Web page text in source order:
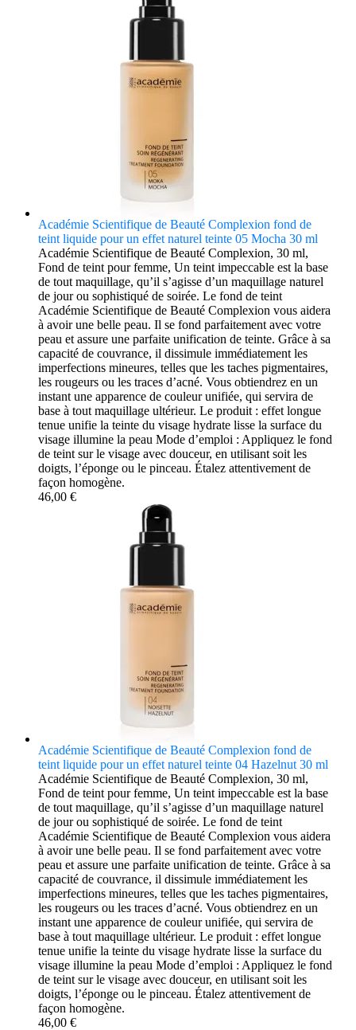
Académie Scientifique de Beauté Complexion fond de
teint liquide pour un effet naturel teinte 05 Mocha 30 ml
Académie Scientifique de Beauté Complexion, 30 ml,
Fond de teint pour femme, Un teint impeccable est la base
de tout maquillage, qu’il s’agisse d’un maquillage naturel
de jour ou sophistiqué de soirée. Le fond de teint
Académie Scientifique de Beauté Complexion vous aidera
à avoir une belle peau. Il se fond parfaitement avec votre
peau et assure une parfaite unification de teinte. Grâce à sa
capacité de couvrance, il dissimule immédiatement les
imperfections mineures, telles que les taches pigmentaires,
les rougeurs ou les traces d’acné. Vous obtiendrez en un
instant une apparence de couleur unifiée, qui servira de
base à tout maquillage ultérieur. Le produit : effet longue
tenue unifie la teinte du visage hydrate lisse la surface du
visage illumine la peau Mode d’emploi : Appliquez le fond
de teint sur le visage avec douceur, en utilisant soit les
doigts, l’éponge ou le pinceau. Étalez attentivement de
façon homogène.
46,00 €
Académie Scientifique de Beauté Complexion fond de
teint liquide pour un effet naturel teinte 04 Hazelnut 30 ml
Académie Scientifique de Beauté Complexion, 30 ml,
Fond de teint pour femme, Un teint impeccable est la base
de tout maquillage, qu’il s’agisse d’un maquillage naturel
de jour ou sophistiqué de soirée. Le fond de teint
Académie Scientifique de Beauté Complexion vous aidera
à avoir une belle peau. Il se fond parfaitement avec votre
peau et assure une parfaite unification de teinte. Grâce à sa
capacité de couvrance, il dissimule immédiatement les
imperfections mineures, telles que les taches pigmentaires,
les rougeurs ou les traces d’acné. Vous obtiendrez en un
instant une apparence de couleur unifiée, qui servira de
base à tout maquillage ultérieur. Le produit : effet longue
tenue unifie la teinte du visage hydrate lisse la surface du
visage illumine la peau Mode d’emploi : Appliquez le fond
de teint sur le visage avec douceur, en utilisant soit les
doigts, l’éponge ou le pinceau. Étalez attentivement de
façon homogène.
46,00 €